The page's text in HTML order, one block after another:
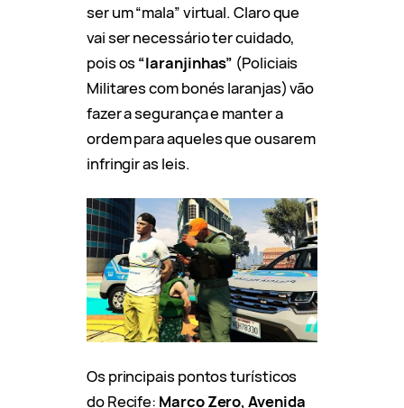
ser um “mala” virtual. Claro que
vai ser necessário ter cuidado,
pois os“laranjinhas” (Policiais
Militares com bonés laranjas) vão
fazer a segurança e manter a
ordem para aqueles que ousarem
infringir as leis.
Os principais pontos turísticos
do Recife: Marco Zero, Avenida